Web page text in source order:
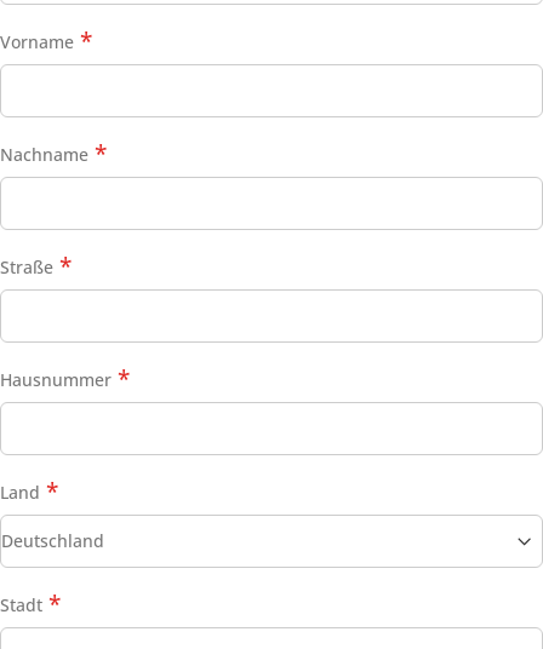
Vorname
Nachname
Straße
Hausnummer
Land
Stadt